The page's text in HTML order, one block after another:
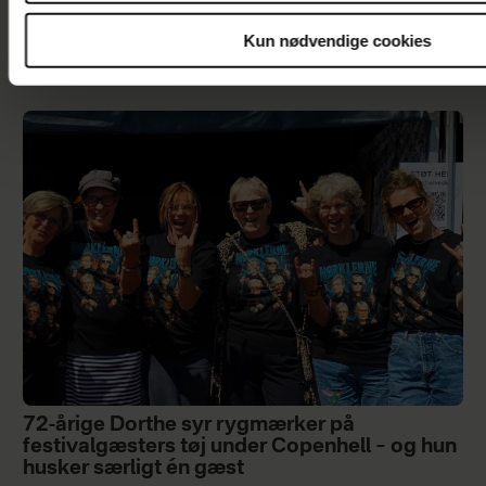
Kun nødvendige cookies
Som ung lærte Zelma Lewerissa at komme ud
72-årige Dorthe syr rygmærker på
festivalgæsters tøj under Copenhell – og hun
husker særligt én gæst